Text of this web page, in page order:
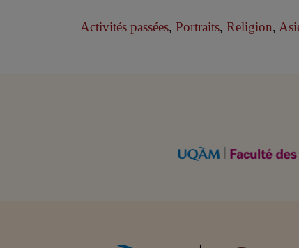
Activités passées, Portraits, Religion,